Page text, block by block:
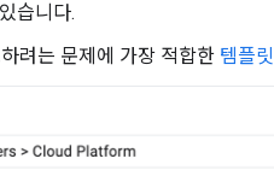
습니다.
려는 문제에 가장 적합한 템플릿